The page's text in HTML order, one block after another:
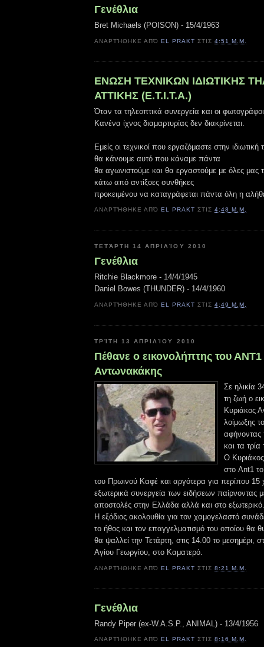
Γενέθλια
Bret Michaels (POISON) - 15/4/1963
ΑΝΑΡΤΉΘΗΚΕ ΑΠΌEL PRAKT ΣΤΙΣ4:51 Μ.Μ.
ΕΝΩΣΗ ΤΕΧΝΙΚΩΝ ΙΔΙΩΤΙΚΗΣ
ΑΤΤΙΚΗΣ (Ε.Τ.Ι.Τ.Α.)
Όταν τα τηλεοπτικά συνεργεία και οι
Κανένα ίχνος διαμαρτυρίας δεν διακρίνεται.
Εμείς οι τεχνικοί που εργαζόμαστε στην ιδιωτική
θα κάνουμε αυτό που κάναμε πάντα
θα αγωνιστούμε και θα εργαστούμε με όλες μας
κάτω από αντίξοες συνθήκες
προκειμένου να καταγράφεται πάντα όλη η
ΑΝΑΡΤΉΘΗΚΕ ΑΠΌEL PRAKT ΣΤΙΣ4:48 Μ.Μ.
ΤΕΤΆΡΤΗ 14 ΑΠΡΙΛΊΟΥ 2010
Γενέθλια
Ritchie Blackmore - 14/4/1945
Daniel Bowes (THUNDER) - 14/4/1960
ΑΝΑΡΤΉΘΗΚΕ ΑΠΌEL PRAKT ΣΤΙΣ4:49 Μ.Μ.
ΤΡΊΤΗ 13 ΑΠΡΙΛΊΟΥ 2010
Πέθανε ο εικονολήπτης του ΑΝΤ1
Αντωνακάκης
Σε ηλικία
τη ζωή ο
Κυριάκος
λοίμωξης
αφήνοντας
και τα τρία
Ο
στο Ant1
του Πρωινού Καφέ και αργότερα για περίπου 15
εξωτερικά συνεργεία των ειδήσεων παίρνοντας
αποστολές στην Ελλάδα αλλά και στο εξωτερικό.
Η εξόδιος ακολουθία για τον χαμογελαστό
το ήθος και τον επαγγελματισμό του οποίου θα
θα ψαλλεί την Τετάρτη, στις 14.00 το μεσημέρι,
Αγίου Γεωργίου, στο Καματερό.
ΑΝΑΡΤΉΘΗΚΕ ΑΠΌEL PRAKT ΣΤΙΣ8:21 Μ.Μ.
Γενέθλια
Randy Piper (ex-W.A.S.P., ANIMAL) - 13/4/1956
ΑΝΑΡΤΉΘΗΚΕ ΑΠΌEL PRAKT ΣΤΙΣ8:16 Μ.Μ.